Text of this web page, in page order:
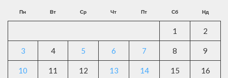
Пн Вт Ср Чт Пт Сб Нд
1 2
3 4 5 6 7 8 9
10 11 12 13 14 15 16